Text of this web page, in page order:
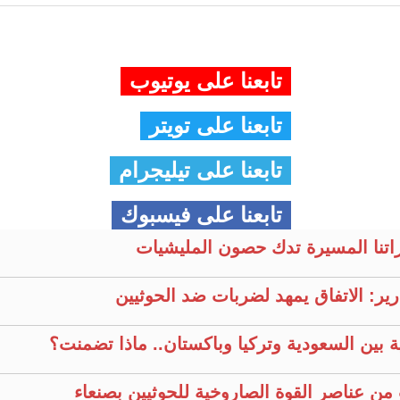
تابعنا على يوتيوب
تابعنا على تويتر
تابعنا على تيليجرام
تابعنا على فيسبوك
المسيرة تدك حصون المليشيات
الاتفاق يمهد لضربات ضد الحوثيين
بين السعودية وتركيا وباكستان.. ماذا تضمنت؟
عناصر القوة الصاروخية للحوثيين بصنعاء